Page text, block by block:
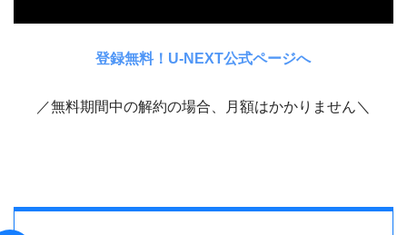
登録無料！U-NEXT公式ページへ
／無料期間中の解約の場合、月額はかかりません＼